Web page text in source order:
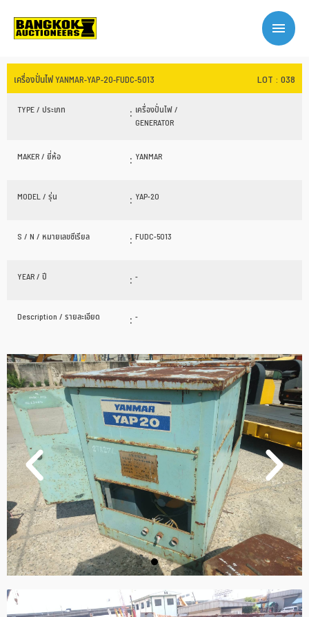
เครื่องปั่นไฟ YANMAR-YAP-20-FUDC-5013 LOT : 038
TYPE / ประเภท : เครื่องปั่นไฟ /
GENERATOR
MAKER / ยี่ห้อ : YANMAR
MODEL / รุ่น : YAP-20
S / N / หมายเลขซีเรียล : FUDC-5013
YEAR / ปี : -
Description / รายละเอียด : -